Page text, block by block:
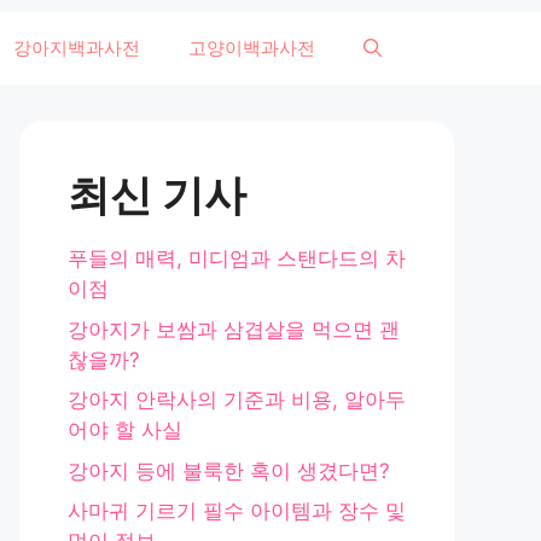
강아지백과사전 고양이백과사전
최신 기사
푸들의 매력, 미디엄과 스탠다드의 차
이점
강아지가 보쌈과 삼겹살을 먹으면 괜
찮을까?
강아지 안락사의 기준과 비용, 알아두
어야 할 사실
강아지 등에 불룩한 혹이 생겼다면?
사마귀 기르기 필수 아이템과 장수 및